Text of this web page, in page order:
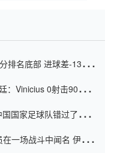
排名底部 进球差-13令人
：Vinicius 0射击90分钟
国家足球队错过了世界
一场战斗中闻名 伊万放